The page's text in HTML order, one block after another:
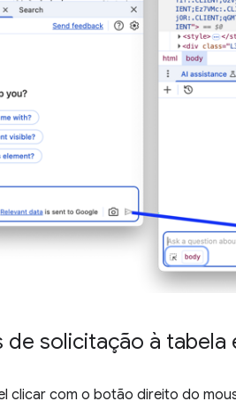
solicitação à tabela
clicar com o botão direito do